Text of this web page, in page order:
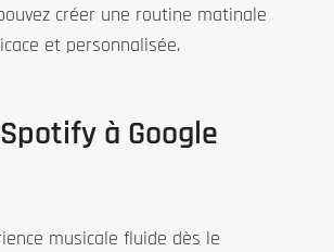
créer une routine matinale
et personnalisée.
à Google
musicale fluide dès le